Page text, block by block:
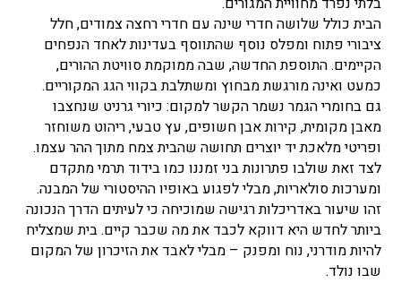
הבית כולל שלושה חדרי שינה עם חדרי רחצה צמודים, חלל
ציבורי פתוח ומפלס נוסף שהתווסף בעדינות לאחד הנפחים
הקיימים. התוספת החדשה, שבה ממוקמת סוויטת ההורים,
כמעט ואינה מורגשת מבחוץ ומשתלבת בקווי הגג המקוריים.
גם בחומרי הגמר נשמר הקשר למקום: כיורי גרניט שנחצבו
מאבן מקומית, קירות אבן חשופים, עץ טבעי, ריהוט משוחזר
ופריטי מלאכת יד יוצרים תחושה שהבית צמח מתוך ההר עצמו.
לצד זאת שולבו פתרונות בני זמננו כמו בידוד תרמי מתקדם
ומערכות סולאריות, מבלי לפגוע באופיו ההיסטורי של המבנה.
זהו שיעור באדריכלות רגישה שמוכיחה כי לעיתים הדרך הנכונה
ביותר לחדש היא דווקא לכבד את מה שכבר קיים. בית שמצליח
להיות מודרני, נוח ומפנק – מבלי לאבד את הזיכרון של המקום
שבו נולד.